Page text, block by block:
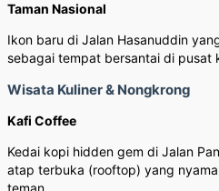
Taman Nasional
Ikon baru di Jalan Hasanuddin
sebagai tempat bersantai di pusat
Wisata Kuliner & Nongkrong
Kafi Coffee
Kedai kopi hidden gem di Jalan
atap terbuka (rooftop) yang